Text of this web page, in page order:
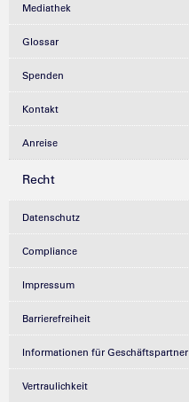
Mediathek
Glossar
Spenden
Kontakt
Anreise
Recht
Datenschutz
Compliance
Impressum
Barrierefreiheit
Informationen für Geschäftspartner
Vertraulichkeit